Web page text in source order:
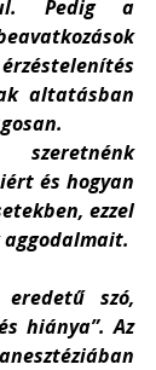
Pedig a
altatásban
és hogyan
ezzel
aggodalmait.
szó,
hiánya”. Az